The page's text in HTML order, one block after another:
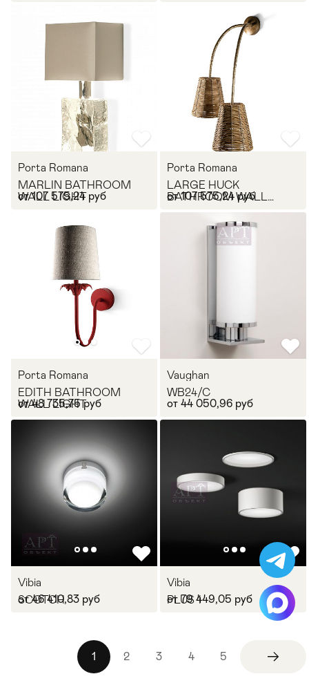
Porta Romana
MARLIN BATHROOM
WALL LIGHT
от 107 575,24 руб
Porta Romana
LARGE HUCK
BATHROOM WALL
от 107 575,24 руб
Porta Romana
EDITH BATHROOM
WALL LIGHT
от 48 735,75 руб
Vaughan
WB24/C
от 44 050,96 руб
Vibia
SCOTCH
от 46 410,83 руб
Vibia
PLUS 1
от 79 449,05 руб
1 2 3 4 5